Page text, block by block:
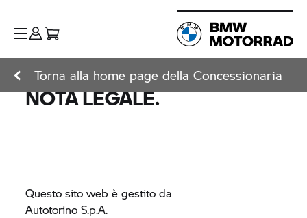
Torna alla home page della Concessionaria
NOTA LEGALE.
Questo sito web è gestito da
Autotorino S.p.A.